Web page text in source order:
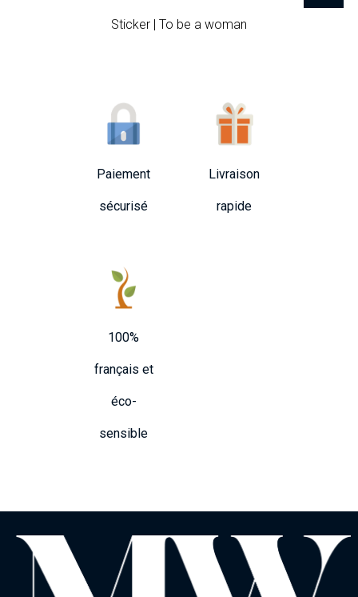
Sticker | To be a woman
Paiement
sécurisé
Livraison
rapide
100%
français et
éco-
sensible